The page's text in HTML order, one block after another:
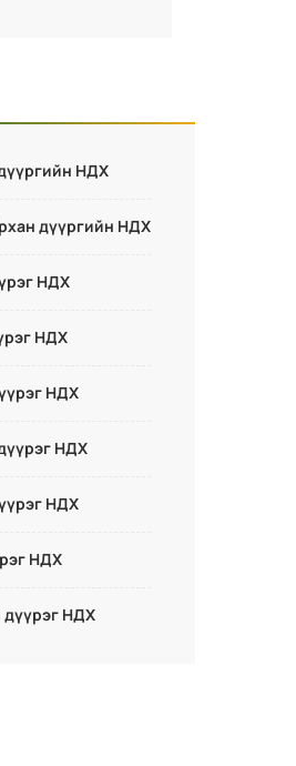
НДХ
дүүргийн НДХ
НДХ
НДХ
НДХ
НДХ
НДХ
НДХ
дүүрэг НДХ